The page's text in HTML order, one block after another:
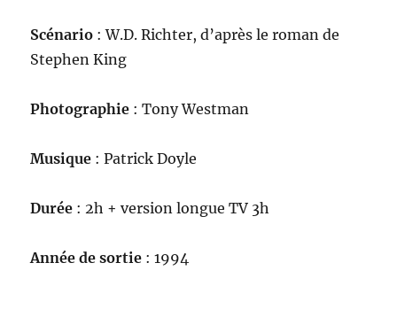
Scénario : W.D. Richter, d’après le roman de
Stephen King
Photographie : Tony Westman
Musique : Patrick Doyle
Durée : 2h + version longue TV 3h
Année de sortie : 1994